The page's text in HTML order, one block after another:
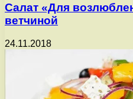
Салат «Для
ветчиной
24.11.2018